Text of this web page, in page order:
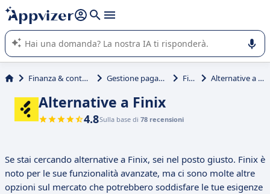
righe con
shift + enter
L'IA di Appvizer vi guida nell'utilizzo o nella scelta di un
software SaaS per la vostra azienda.
Finanza & contabilità Gestione pagamenti Finix Alternative a Finix
Alternative a Finix
4.8Sulla base di 78 recensioni
Se stai cercando alternative a Finix, sei nel posto giusto. Finix è
noto per le sue funzionalità avanzate, ma ci sono molte altre
opzioni sul mercato che potrebbero soddisfare le tue esigenze